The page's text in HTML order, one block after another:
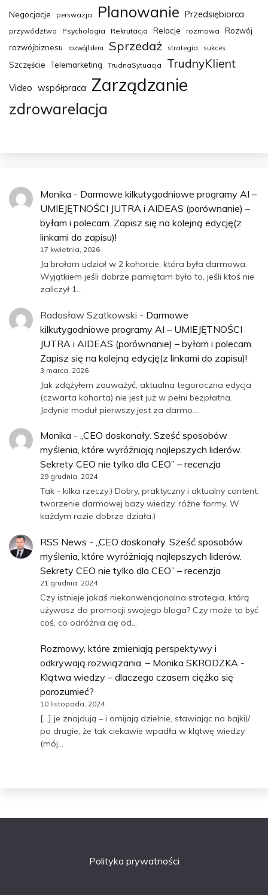
Negocjacje perswazja Planowanie Przedsiębiorca
przywództwo Psychologia Rekrutacja Relacje rozmowa
Rozwój
rozwójbiznesu
rozwójlidera Sprzedaż strategia sukces
Szczęście Telemarketing TrudnaSytuacja TrudnyKlient
Video współpraca Zarządzanie
zdrowarelacja
Monika - Darmowe kilkutygodniowe programy AI –
UMIEJĘTNOŚCI JUTRA i AIDEAS (porównanie) –
byłam i polecam. Zapisz się na kolejną edycję(z
linkami do zapisu)!
17 kwietnia, 2026
Ja brałam udział w 2 kohorcie, która była darmowa.
Wyjątkiem jeśli dobrze pamiętam było to, jeśli ktoś nie
zaliczył 1…
Radosław Szatkowski - Darmowe
kilkutygodniowe programy AI – UMIEJĘTNOŚCI
JUTRA i AIDEAS (porównanie) – byłam i polecam.
Zapisz się na kolejną edycję(z linkami do zapisu)!
3 marca, 2026
Jak zdążyłem zauważyć, aktualna tegoroczna edycja
(czwarta kohorta) nie jest już w pełni bezpłatna.
Jedynie moduł pierwszy jest za darmo.…
Monika - „CEO doskonały. Sześć sposobów
myślenia, które wyróżniają najlepszych liderów.
Sekrety CEO nie tylko dla CEO” – recenzja
29 grudnia, 2024
Tak - kilka rzeczy:) Dobry, praktyczny i aktualny content,
tworzenie darmowej bazy wiedzy, różne formy. W
każdym razie dobrze działa:)
RSS News - „CEO doskonały. Sześć sposobów
myślenia, które wyróżniają najlepszych liderów.
Sekrety CEO nie tylko dla CEO” – recenzja
21 grudnia, 2024
Czy istnieje jakaś niekonwencjonalna strategia, którą
używasz do promocji swojego bloga? Czy może to być
coś, co odróżnia cię od…
Rozmowy, które zmieniają perspektywy i
odkrywają rozwiązania. – Monika SKRODZKA -
Klątwa wiedzy – dlaczego czasem ciężko się
porozumieć?
10 listopada, 2024
[…] je znajdują – i omijają dzielnie, stawiając na bajki)/
po drugie, że tak ciekawie wpadła w klątwę wiedzy
(mój…
Polityka prywatności